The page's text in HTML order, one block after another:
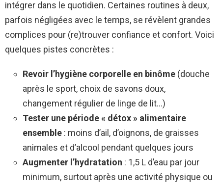
intégrer dans le quotidien. Certaines routines à deux,
parfois négligées avec le temps, se révèlent grandes
complices pour (re)trouver confiance et confort. Voici
quelques pistes concrètes :
Revoir l’hygiène corporelle en binôme (douche
après le sport, choix de savons doux,
changement régulier de linge de lit…)
Tester une période « détox » alimentaire
ensemble : moins d’ail, d’oignons, de graisses
animales et d’alcool pendant quelques jours
Augmenter l’hydratation : 1,5 L d’eau par jour
minimum, surtout après une activité physique ou